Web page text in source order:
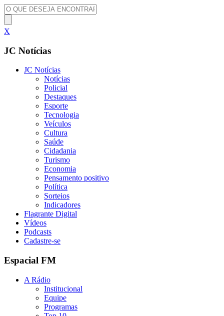
X
JC Notícias
JC Notícias
Notícias
Policial
Destaques
Esporte
Tecnologia
Veículos
Cultura
Saúde
Cidadania
Turismo
Economia
Pensamento positivo
Política
Sorteios
Indicadores
Flagrante Digital
Vídeos
Podcasts
Cadastre-se
Espacial FM
A Rádio
Institucional
Equipe
Programas